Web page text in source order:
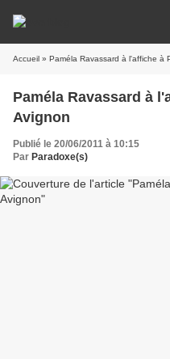
Accueil » Paméla Ravassard à l'affiche à
Paméla Ravassard à
Avignon
Publié le 20/06/2011 à 10:15
Par Paradoxe(s)